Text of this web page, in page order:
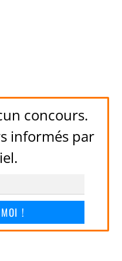
concours.
informés par
!